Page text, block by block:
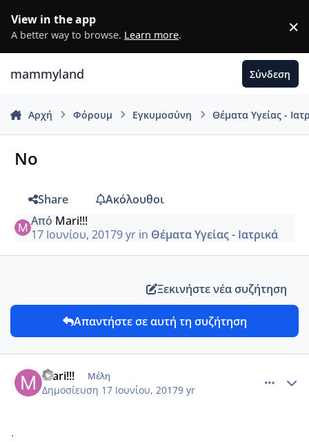
View in the app
A better way to browse. Learn more. ×
mammyland Σύνδεση
Αρχή Φόρουμ Εγκυμοσύνη Θέματα Υγείας -
No
Share
Ακόλουθοι
Από Mari!!!
17 Ιουνίου, 20179 yrin Θέματα Υγείας - Ιατρικά
Ξεκινήστε νέα συζήτηση
Απαντήστε σε αυτή τη συζήτηση
Mari!!! Μέλη
Δημοσίευση 17 Ιουνίου, 20179 yr
.